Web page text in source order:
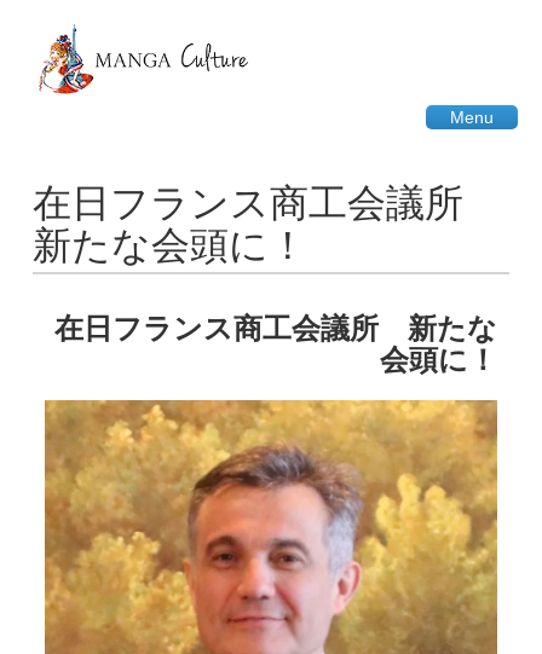
Menu
在日フランス商工会議所
新たな会頭に！
在日フランス商工会議所 新たな
会頭に！